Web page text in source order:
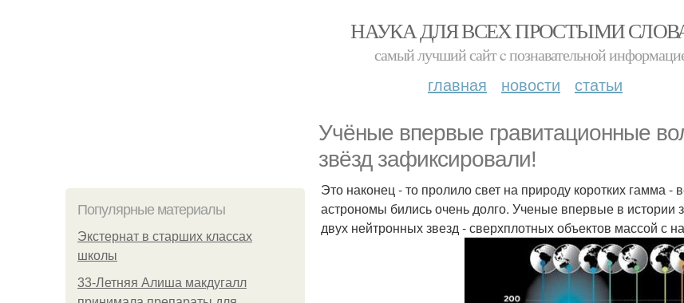
НАУКА ДЛЯ ВСЕХ ПРОСТЫМИ
самый лучший сайт c познавательной
главная новости статьи
Учёные впервые гравитационные
звёзд зафиксировали!
Популярные материалы
Экстернат в старших классах
школы
33-Летняя Алиша макдугалл
Это наконец - то пролило свет на природу коротких гамма -
астрономы бились очень долго. Ученые впервые в
двух нейтронных звезд - сверхплотных объектов массой с